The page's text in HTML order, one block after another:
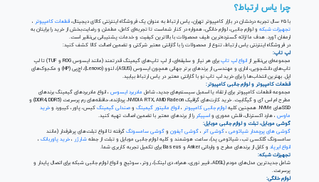
چرا یاس ارتباط؟
با ۲۵ سال تجربه درخشان در بازار کامپیوتر تهران، یاس ارتباط به عنوان یک فروشگاه اینترنتی کالای دیجیتال، قطعات کامپیوتر
تجهیزات شبکه
و لوازم جانبی، لوازم خانگی، همواره در کنار شماست تا تجربه‌ای کامل، مطمئن و رضایت‌بخش از خرید را برایتان به
ارمغان آورد. هدف ما ارائه گسترده‌ترین طیف محصولات با بالاترین کیفیت و خدمات پشتیبانی بی‌نظیر است.
در فروشگاه اینترنتی یاس ارتباط، تنوع از محصولات را با گارانتی معتبر شرکتی و تضمین اصالت کالا کشف کنید:
لپ تاپ:
مجموعه‌ای بی‌نظیر از انواع لپ تاپ
برای هر نیاز و سلیقه‌ای، از لپ تاپ‌های گیمینگ قدرتمند (مانند ایسوس ROG و TUF) تا لپ
تاپ‌های دانشجویی، اداری و مهندسی از برندهای برتر جهانی همچون ایسوس (ASUS)، لنوو (Lenovo)، اچ‌پی (HP) و مک‌بوک‌های
اپل. بهترین انتخاب‌ها را برای خرید لپ تاپ نو با گارانتی معتبر در یاس ارتباط بیابید.
قطعات کامپیوتر و لوازم جانبی کامپیوتر:
مجموعه قطعات کامپیوتر برای ارتقاء یا اسمبل سیستم‌های جدید، شامل مادربرد ایسوس ، انواع مادربردهای گیمینگ برندهای
مطرح ام اس آی و گیگابیت. خرید کارت‌های گرافیک NVIDIA RTX, AMD Radeon، پردازنده‌، حافظه‌های رم پرسرعت (DDR4, DDR5) و
SSDهای NVMe. همچنین کلیه
لوازم جانبی کامپیوتر انواع مانیتور گیمینگ صندلی گیمینگ
خرید
ماوس
اسپیکر
گوشی موبایل، تبلت و لوازم جانبی موبایل:
گوشی های پرچمدار شیائومی گوشی آنر گوشی آیفون گوشی سامسونگ گرفته تا انواع تبلت‌های پرطرفدار (مانند
سامسونگ گلکسی تب، شیائومی پد)، ساعت هوشمند و کلیه لوازم جانبی موبایل و تبلت از جمله شارژر خرید پاوربانک
انواع ایرپاد
تجهیزات شبکه:
شامل جدیدترین مدل‌های مودم (ADSL، فیبر نوری، همراه، دی لینک)، روتر، سوئیچ و انواع لوازم جانبی شبکه برای اتصال پایدار و
پرسرعت.
لوازم خانگی: